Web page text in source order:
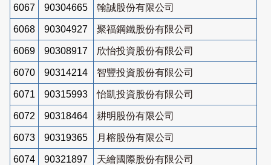
6067 90304665 翰誠股份有限公司
6068 90304927 聚福鋼鐵股份有限公司
6069 90308917 欣怡投資股份有限公司
6070 90314214 智豐投資股份有限公司
6071 90315993 怡凱投資股份有限公司
6072 90318464 耕明股份有限公司
6073 90319365 月榕股份有限公司
6074 90321897 天繪國際股份有限公司